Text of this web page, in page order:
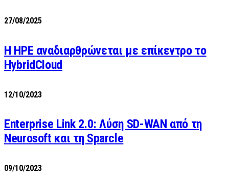
27/08/2025
H HPE αναδιαρθρώνεται με επίκεντρο το
HybridCloud
12/10/2023
Enterprise Link 2.0: Λύση SD-WAN από τη
Neurosoft και τη Sparcle
09/10/2023